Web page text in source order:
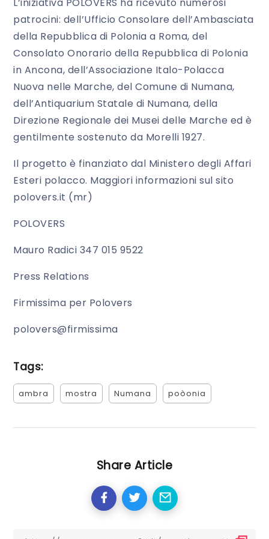
L’iniziativa POLOVERS ha ricevuto numerosi
patrocini: dell’Ufficio Consolare dell’Ambasciata
della Repubblica di Polonia a Roma, del
Consolato Onorario della Repubblica di Polonia
in Ancona, dell’Associazione Italo-Polacca
Nuova nelle Marche, del Comune di Numana,
dell’Antiquarium Statale di Numana, della
Direzione Regionale dei Musei delle Marche ed è
gentilmente sostenuto da Morelli 1927.
Il progetto è finanziato dal Ministero degli Affari
Esteri polacco. Maggiori informazioni sul sito
polovers.it (mr)
POLOVERS
Mauro Radici 347 015 9522
Press Relations
Firmissima per Polovers
polovers@firmissima
Tags:
ambra mostra Numana poòonia
Share Article